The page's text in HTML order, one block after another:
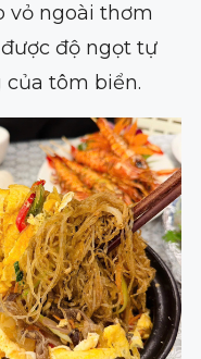
vỏ ngoài thơm
độ ngọt tự
của tôm biển.